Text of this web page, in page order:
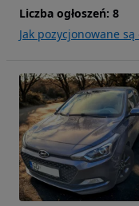
Liczba ogłoszeń: 8
Jak pozycjonowane są